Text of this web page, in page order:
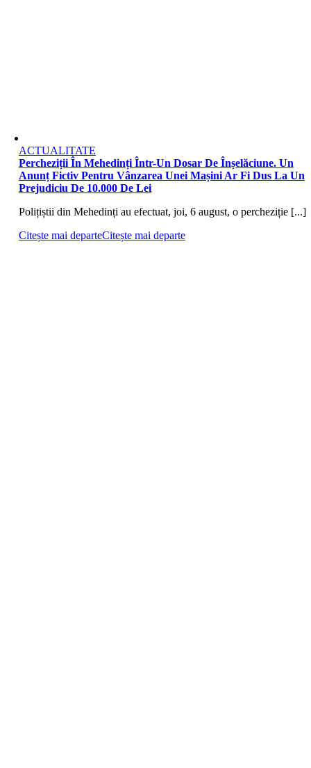
ACTUALITATE
Percheziții În Mehedinți Într-Un Dosar De Înșelăciune. Un
Anunț Fictiv Pentru Vânzarea Unei Mașini Ar Fi Dus La Un
Prejudiciu De 10.000 De Lei
Polițiștii din Mehedinți au efectuat, joi, 6 august, o percheziție [...]
Citește mai departeCitește mai departe